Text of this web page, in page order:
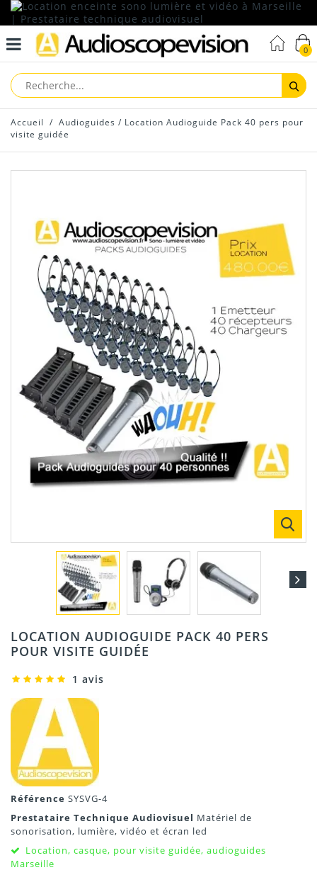
0
Accueil / Audioguides / Location Audioguide Pack 40 pers pour
visite guidée
LOCATION AUDIOGUIDE PACK 40 PERS
POUR VISITE GUIDÉE
1 avis
Référence SYSVG-4
Prestataire Technique Audiovisuel Matériel de
sonorisation, lumière, vidéo et écran led
Location, casque, pour visite guidée, audioguides
Marseille